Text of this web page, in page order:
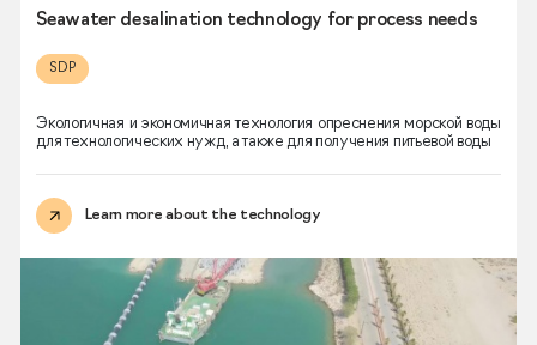
Seawater desalination technology for process needs
SDP
Экологичная и экономичная технология опреснения морской воды
для технологических нужд, а также для получения питьевой воды
Learn more about the technology